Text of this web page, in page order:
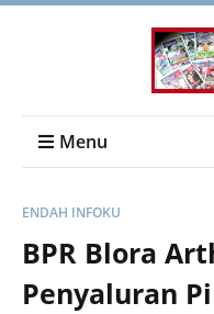
Menu
ENDAH INFOKU
BPR Blora
Penyaluran